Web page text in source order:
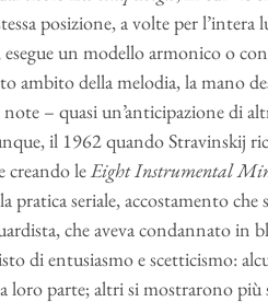
posizione, a volte per
un modello armonico o
della melodia, la mano
– quasi un’anticipazione di
il 1962 quando Stravinskij
creando leEight Instrumental
seriale, accostamento
che aveva condannato in
di entusiasmo e scetticismo:
loro parte; altri si mostrarono